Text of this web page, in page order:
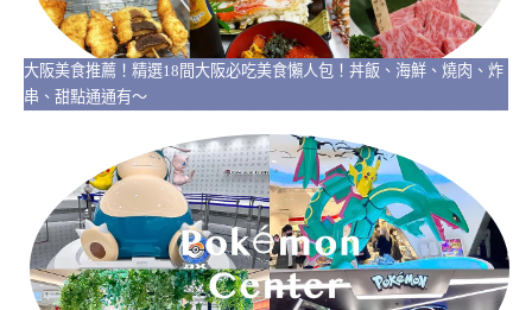
大阪美食推薦！精選18間大阪必吃美食懶人包！丼飯、海鮮、燒肉、炸
串、甜點通通有～